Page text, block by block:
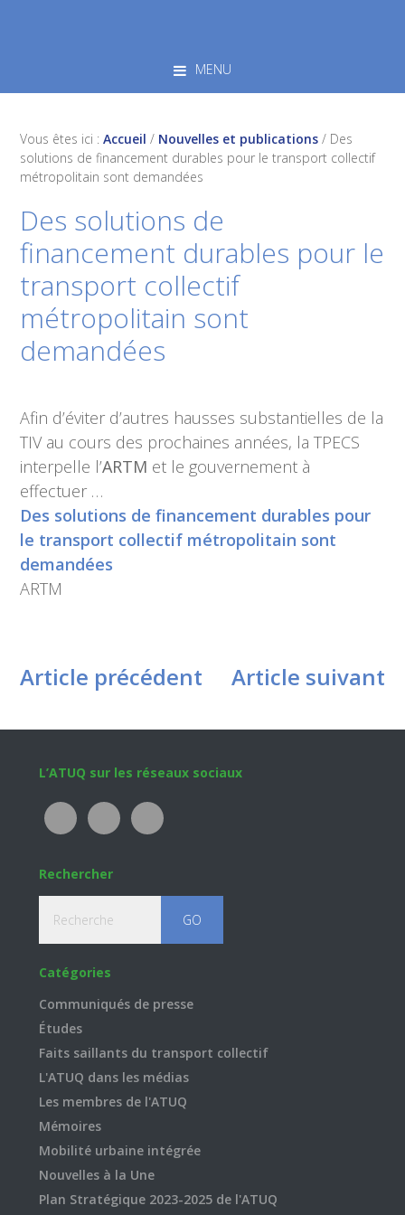
MENU
Vous êtes ici :Accueil / Nouvelles et publications / Des
solutions de financement durables pour le transport collectif
métropolitain sont demandées
Des solutions de
financement durables pour le
transport collectif
métropolitain sont
demandées
Afin d’éviter d’autres hausses substantielles de la
TIV au cours des prochaines années, la TPECS
interpelle l’ARTM et le gouvernement à
effectuer …
Des solutions de financement durables pour
le transport collectif métropolitain sont
demandées
ARTM
Article précédent Article suivant
Footer
L’ATUQ sur les réseaux sociaux
Rechercher
Catégories
Communiqués de presse
Études
Faits saillants du transport collectif
L'ATUQ dans les médias
Les membres de l'ATUQ
Mémoires
Mobilité urbaine intégrée
Nouvelles à la Une
Plan Stratégique 2023-2025 de l'ATUQ